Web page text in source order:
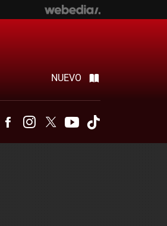
NUEVO
FacebookInstagram
Twitter Youtube